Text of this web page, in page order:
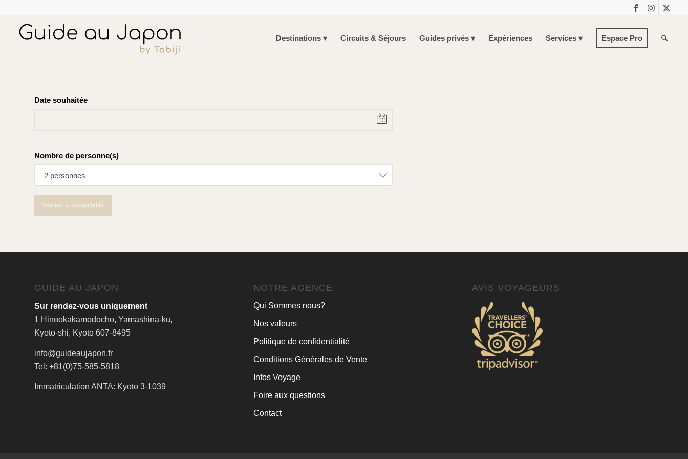
Destinations Circuits & Séjours Guides privés Expériences Services Espace Pro
Date souhaitée
Nombre de personne(s)
2 personnes
Vérifier la disponibilité
GUIDE AU JAPON
Sur rendez-vous uniquement
1 Hinookakamodochō, Yamashina-ku,
Kyoto-shi, Kyoto 607-8495
info@guideaujapon.fr
Tel: +81(0)75-585-5818
Immatriculation ANTA: Kyoto 3-1039
NOTRE AGENCE
Qui Sommes nous?
Nos valeurs
Politique de confidentialité
Conditions Générales de Vente
Infos Voyage
Foire aux questions
Contact
AVIS VOYAGEURS